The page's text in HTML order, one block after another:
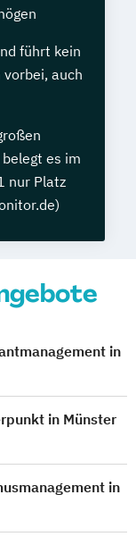
führt kein
vorbei, auch
es im
nur Platz
in
in Münster
in